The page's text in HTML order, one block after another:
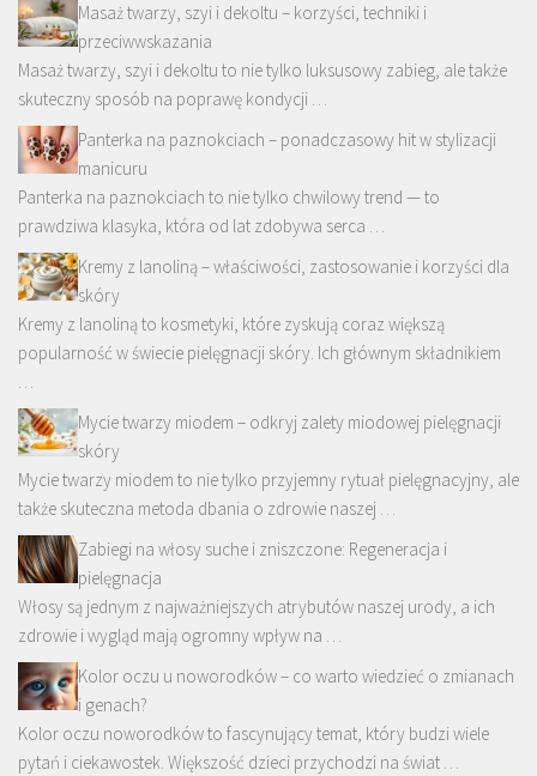
Masaż twarzy, szyi i dekoltu – korzyści, techniki i
przeciwwskazania
Masaż twarzy, szyi i dekoltu to nie tylko luksusowy zabieg, ale także
skuteczny sposób na poprawę kondycji …
Panterka na paznokciach – ponadczasowy hit w stylizacji
manicuru
Panterka na paznokciach to nie tylko chwilowy trend — to
prawdziwa klasyka, która od lat zdobywa serca …
Kremy z lanoliną – właściwości, zastosowanie i korzyści dla
skóry
Kremy z lanoliną to kosmetyki, które zyskują coraz większą
popularność w świecie pielęgnacji skóry. Ich głównym składnikiem
…
Mycie twarzy miodem – odkryj zalety miodowej pielęgnacji
skóry
Mycie twarzy miodem to nie tylko przyjemny rytuał pielęgnacyjny, ale
także skuteczna metoda dbania o zdrowie naszej …
Zabiegi na włosy suche i zniszczone: Regeneracja i
pielęgnacja
Włosy są jednym z najważniejszych atrybutów naszej urody, a ich
zdrowie i wygląd mają ogromny wpływ na …
Kolor oczu u noworodków – co warto wiedzieć o zmianach
i genach?
Kolor oczu noworodków to fascynujący temat, który budzi wiele
pytań i ciekawostek. Większość dzieci przychodzi na świat …